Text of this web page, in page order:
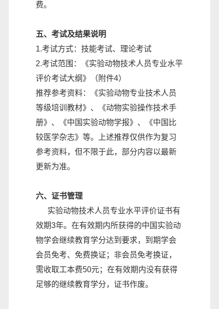
费。
五、考试及结果说明
1.考试方式：技能考试、理论考试
2.考试范围：《实验动物技术人员专业水平
评价考试大纲》（附件4）
推荐参考资料：《实验动物专业技术人员
等级培训教材》、《动物实验操作技术手
册》、《中国实验动物学报》、《中国比
较医学杂志》等。上述推荐仅供作为复习
参考资料，但不限于此，部分内容以最新
更新为准。
六、证书管理
实验动物技术人员专业水平评价证书有
效期3年。在有效期内所获得的中国实验动
物学会继续教育学分达到要求，到期学会
会员免考、免费换证；非会员免考换证，
需收取工本费50元；在有效期内没有获得
足够的继续教育学分，证书作废。